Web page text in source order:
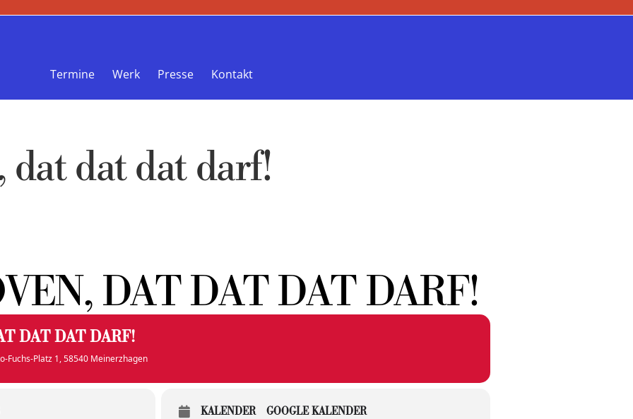
Termine
Werk Presse Kontakt
dat dat dat darf!
DAT DAT DAT DARF!
DAT DAT DARF!
Fuchs-Platz 1, 58540 Meinerzhagen
KALENDER GOOGLE KALENDER